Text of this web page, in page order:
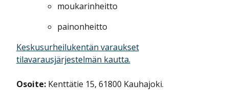
moukarinheitto
painonheitto
Keskusurheilukentän varaukset
tilavarausjärjestelmän kautta.
Osoite: Kenttätie 15, 61800 Kauhajoki.